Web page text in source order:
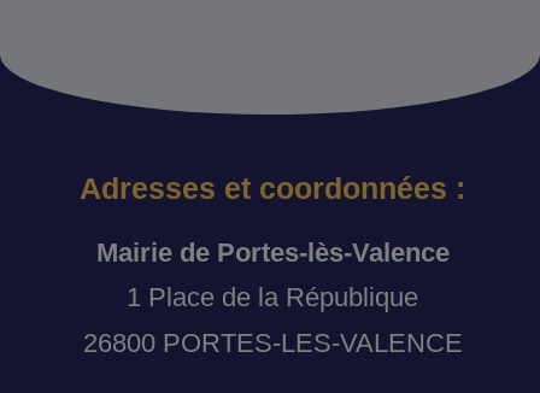
Adresses et coordonnées :
Mairie de Portes-lès-Valence
1 Place de la République
26800 PORTES-LES-VALENCE